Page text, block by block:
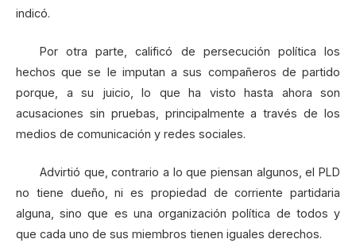
indicó.
Por otra parte, calificó de persecución política los
hechos que se le imputan a sus compañeros de partido
porque, a su juicio, lo que ha visto hasta ahora son
acusaciones sin pruebas, principalmente a través de los
medios de comunicación y redes sociales.
Advirtió que, contrario a lo que piensan algunos, el PLD
no tiene dueño, ni es propiedad de corriente partidaria
alguna, sino que es una organización política de todos y
que cada uno de sus miembros tienen iguales derechos.